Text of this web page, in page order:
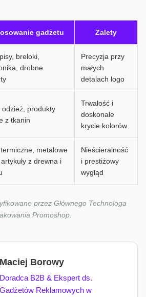
gadżetu Zalety
breloki,
drobne
Precyzja przy
małych
detalach logo
odzież, produkty
z tkanin
Trwałość i
doskonałe
krycie kolorów
metalowe
z drewna i
Nieścieralność
i prestiżowy
wygląd
przez Głównego Technologa
Promoshop.
Maciej Borowy
Doradca B2B & Ekspert ds.
Gadżetów Reklamowych w